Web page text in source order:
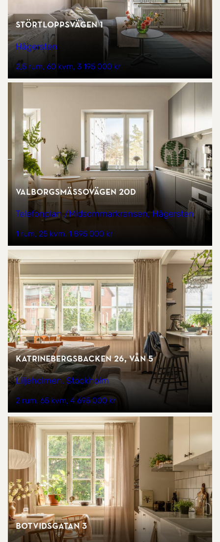
Störtloppsvägen 1
Hägersten
2,5 rum 60 kvm 3 195 000 kr
Valborgsmässovägen 20D
Telefonplan /Midsommarkransen, Hägersten
1 rum 25 kvm 1 895 000 kr
Katrinebergsbacken 26, vån 5
Liljeholmen, Stockholm
2 rum 65 kvm 4 695 000 kr
Botvidsgatan 3